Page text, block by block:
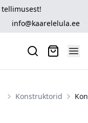
info@kaarelelula.ee
Konstruktorid